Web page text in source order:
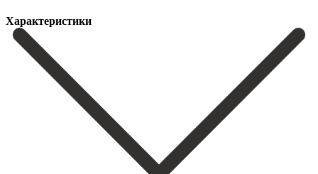
Характеристики